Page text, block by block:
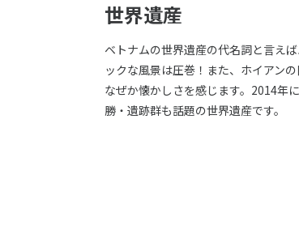
世界遺産
ベトナムの世界遺産の代名詞と言え
ックな風景は圧巻！また、ホイアン
なぜか懐かしさを感じます。2014年
勝・遺跡群も話題の世界遺産です。